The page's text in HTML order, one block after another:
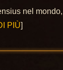
nel
PIÙ]